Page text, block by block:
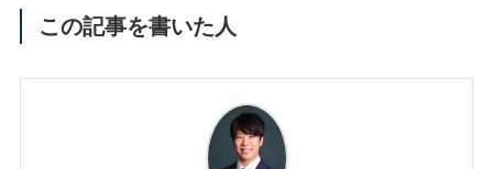
この記事を書いた人